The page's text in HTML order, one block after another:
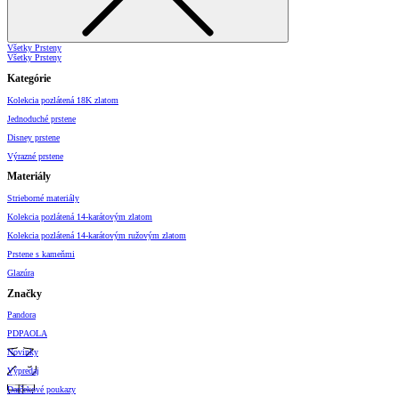
Všetky Prsteny
Všetky Prsteny
Kategórie
Kolekcia pozlátená 18K zlatom
Jednoduché prstene
Disney prstene
Výrazné prstene
Materiály
Strieborné materiály
Kolekcia pozlátená 14-karátovým zlatom
Kolekcia pozlátená 14-karátovým ružovým zlatom
Prstene s kameňmi
Glazúra
Značky
Pandora
PDPAOLA
Novinky
Výpredaj
Darčekové poukazy